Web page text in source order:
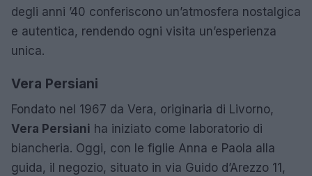
degli anni ’40 conferiscono un’atmosfera nostalgica
e autentica, rendendo ogni visita un’esperienza
unica.
Vera Persiani
Fondato nel 1967 da Vera, originaria di Livorno,
Vera Persiani ha iniziato come laboratorio di
biancheria. Oggi, con le figlie Anna e Paola alla
guida, il negozio, situato in via Guido d’Arezzo 11,